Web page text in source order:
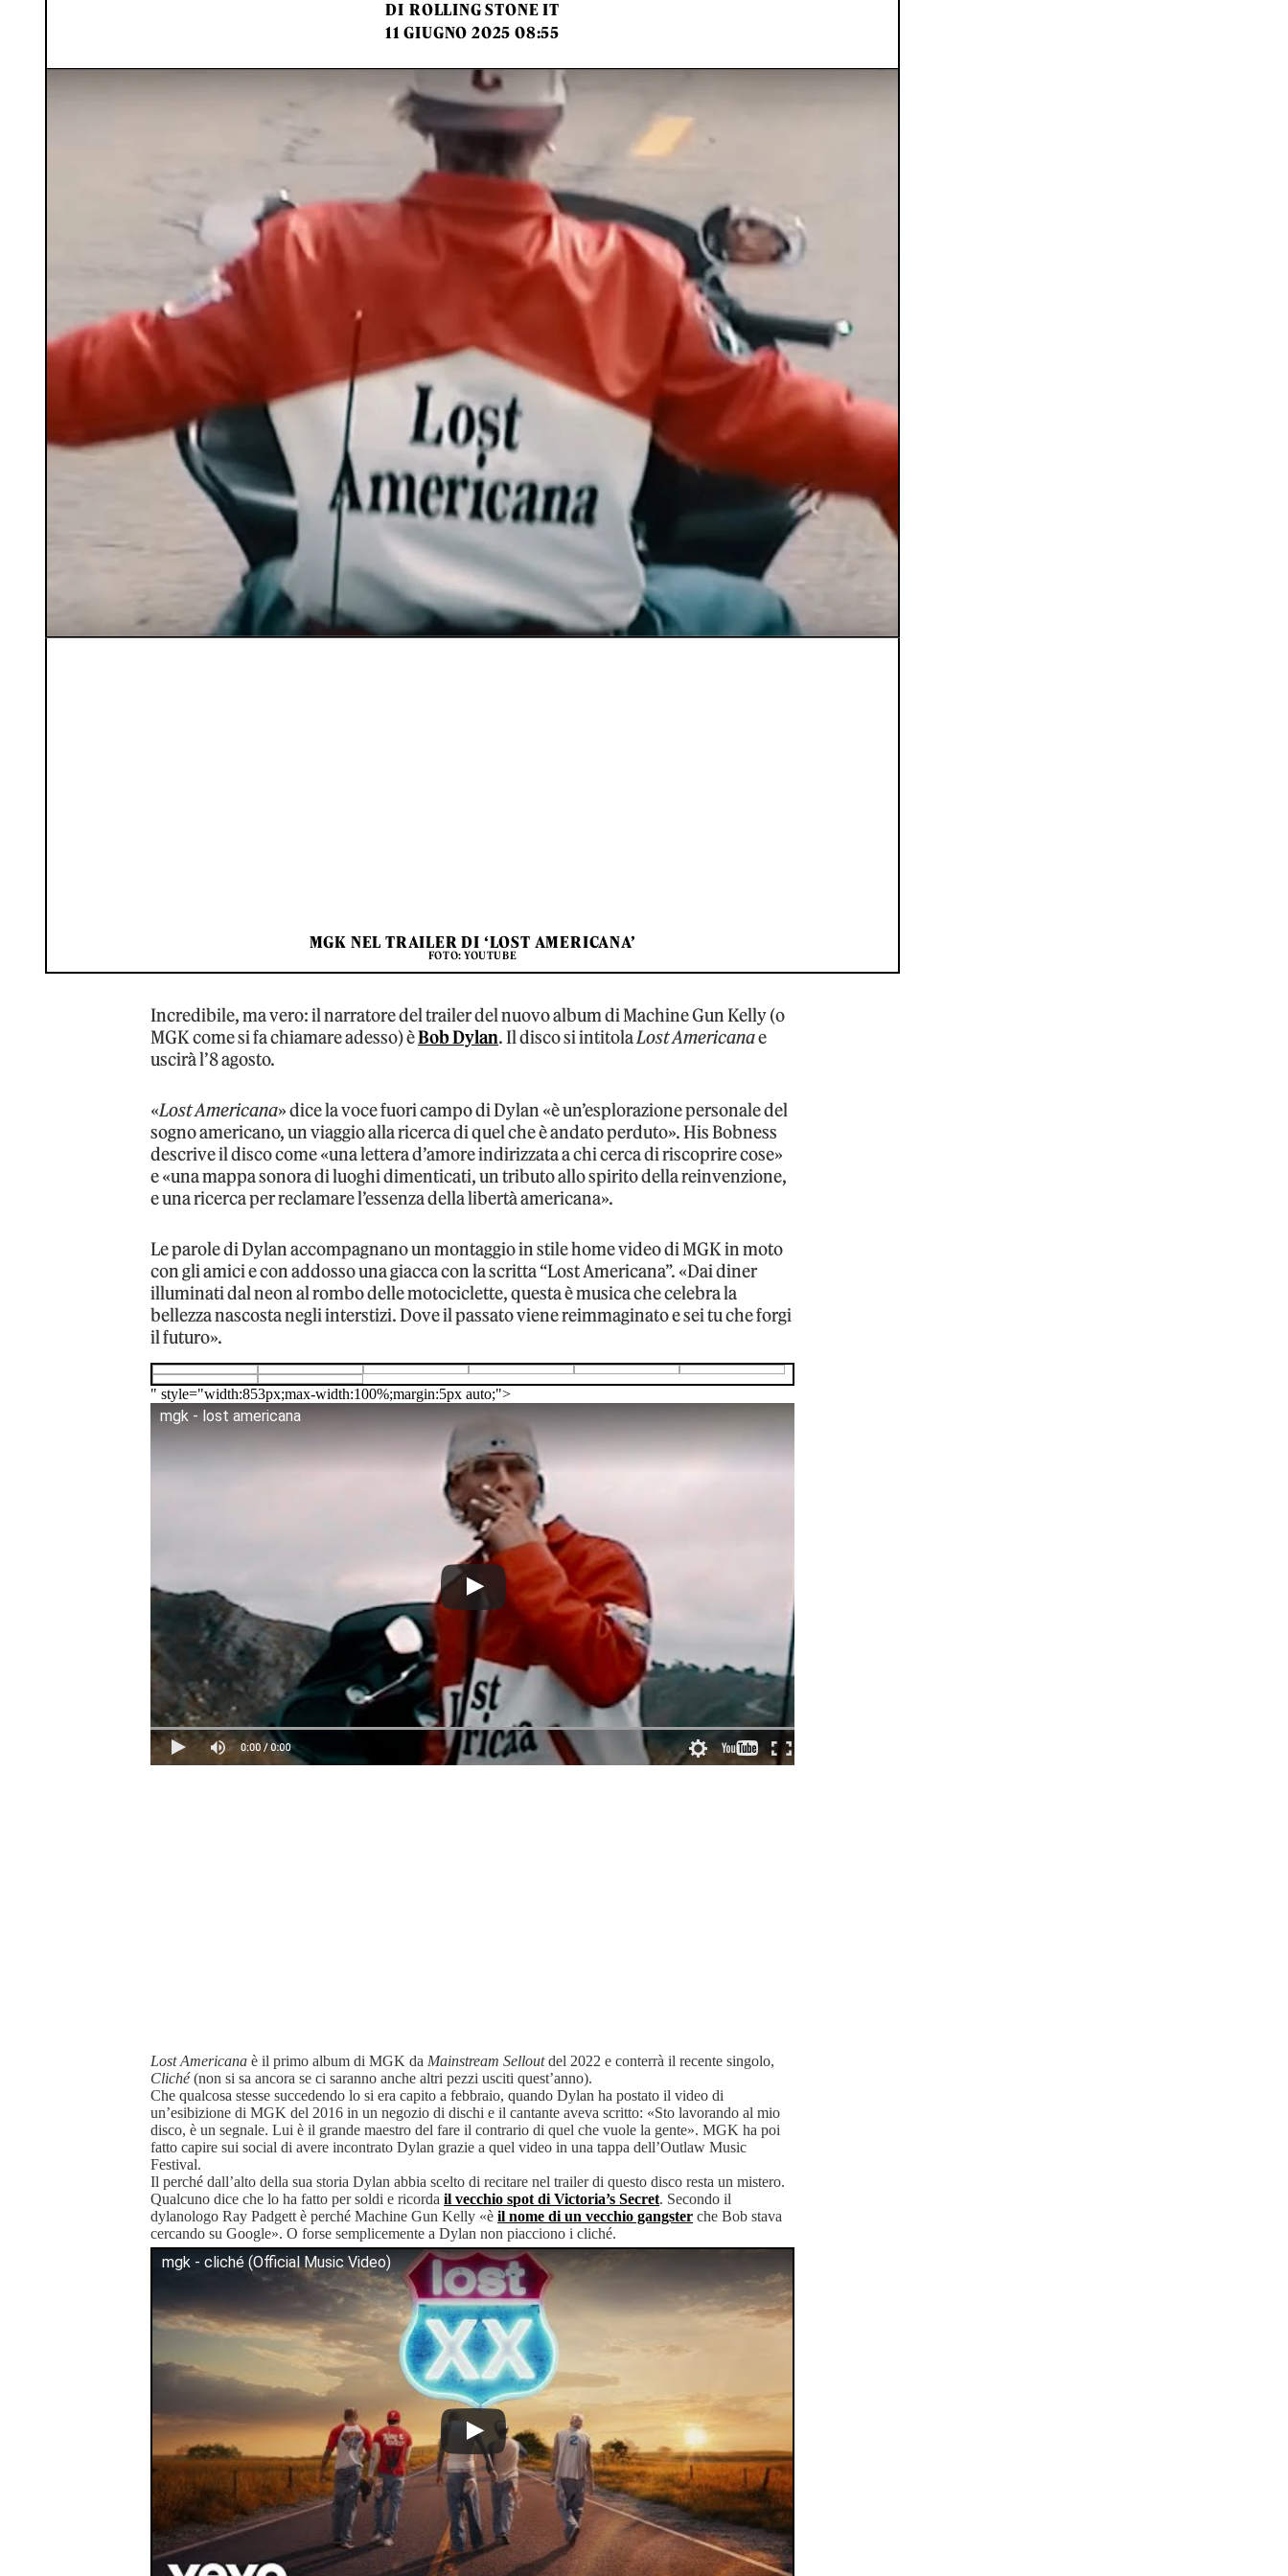
DI ROLLING STONE IT
11 GIUGNO 2025 08:55
MGK NEL TRAILER DI ‘LOST AMERICANA’
FOTO: YOUTUBE
Incredibile, ma vero: il narratore del trailer del nuovo album di Machine Gun Kelly (o
MGK come si fa chiamare adesso) èBob Dylan. Il disco si intitolaLost Americanae
uscirà l’8 agosto.
«Lost Americana» dice la voce fuori campo di Dylan «è un’esplorazione personale del
sogno americano, un viaggio alla ricerca di quel che è andato perduto». His Bobness
descrive il disco come «una lettera d’amore indirizzata a chi cerca di riscoprire cose»
e «una mappa sonora di luoghi dimenticati, un tributo allo spirito della reinvenzione,
e una ricerca per reclamare l’essenza della libertà americana».
Le parole di Dylan accompagnano un montaggio in stile home video di MGK in moto
con gli amici e con addosso una giacca con la scritta “Lost Americana”. «Dai diner
illuminati dal neon al rombo delle motociclette, questa è musica che celebra la
bellezza nascosta negli interstizi. Dove il passato viene reimmaginato e sei tu che forgi
il futuro».
" style="width:853px;max-width:100%;margin:5px auto;">
mgk - lost americana
Lost Americana è il primo album di MGK da Mainstream Selloutdel 2022 e conterrà il recente singolo,
Cliché(non si sa ancora se ci saranno anche altri pezzi usciti quest’anno).
Che qualcosa stesse succedendo lo si era capito a febbraio, quando Dylan ha postato il video di
un’esibizione di MGK del 2016 in un negozio di dischi e il cantante aveva scritto: «Sto lavorando al mio
disco, è un segnale. Lui è il grande maestro del fare il contrario di quel che vuole la gente». MGK ha poi
fatto capire sui social di avere incontrato Dylan grazie a quel video in una tappa dell’Outlaw Music
Festival.
Il perché dall’alto della sua storia Dylan abbia scelto di recitare nel trailer di questo disco resta un mistero.
Qualcuno dice che lo ha fatto per soldi e ricordail vecchio spot di Victoria’s Secret. Secondo il
dylanologo Ray Padgett è perché Machine Gun Kelly «èil nome di un vecchio gangster che Bob stava
cercando su Google». O forse semplicemente a Dylan non piacciono i cliché.
mgk - cliché (Official Music Video)